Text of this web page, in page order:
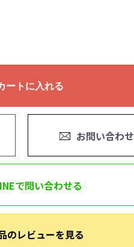
ートに入れる
お問い合わせ
で問い合わせる
のレビューを見る